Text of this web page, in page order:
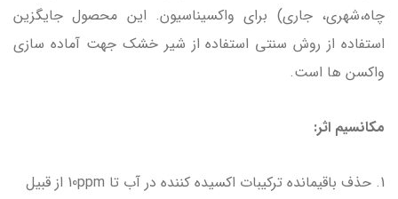
چاه،شهری، جاری) برای واکسیناسیون. این محصول جایگزین
استفاده از روش سنتی استفاده از شیر خشک جهت آماده سازی
واکسن ها است.
مکانسیم اثر:
1. حذف باقیمانده ترکیبات اکسیده کننده در آب تا 10ppm از قبیل